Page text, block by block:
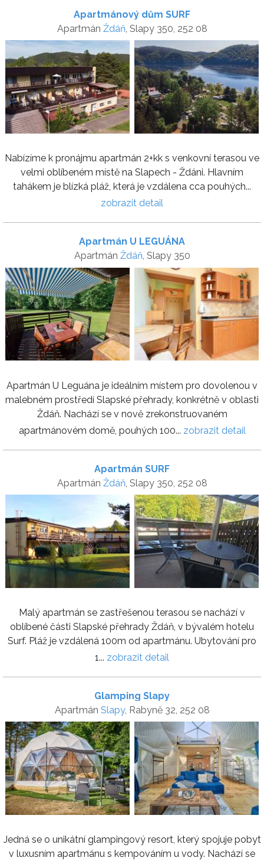
Apartmánový dům SURF
Apartmán Ždáň, Slapy 350, 252 08
Nabízíme k pronájmu apartmán 2+kk s venkovní terasou ve
velmi oblíbeném místě na Slapech - Ždáni. Hlavním
tahákem je blízká pláž, která je vzdálena cca pouhých...
zobrazit detail
Apartmán U LEGUÁNA
Apartmán Ždáň, Slapy 350
Apartmán U Leguána je ideálním místem pro dovolenou v
malebném prostředí Slapské přehrady, konkrétně v oblasti
Ždáň. Nachází se v nově zrekonstruovaném
apartmánovém domě, pouhých 100... zobrazit detail
Apartmán SURF
Apartmán Ždáň, Slapy 350, 252 08
Malý apartmán se zastřešenou terasou se nachází v
oblíbené části Slapské přehrady Ždáň, v bývalém hotelu
Surf. Pláž je vzdálená 100m od apartmánu. Ubytování pro
1... zobrazit detail
Glamping Slapy
Apartmán Slapy, Rabyně 32, 252 08
Jedná se o unikátní glampingový resort, který spojuje pobyt
v luxusním apartmánu s kempováním u vody. Nachází se